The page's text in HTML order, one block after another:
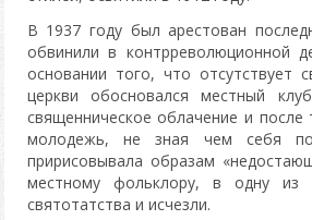
В 1937 году был арестован
обвинили в контрреволюционной
основании того, что
церкви обосновался местный
священническое облачение и
молодежь, не зная чем себя
пририсовывала образам
местному фольклору, в одну
святотатства и исчезли.